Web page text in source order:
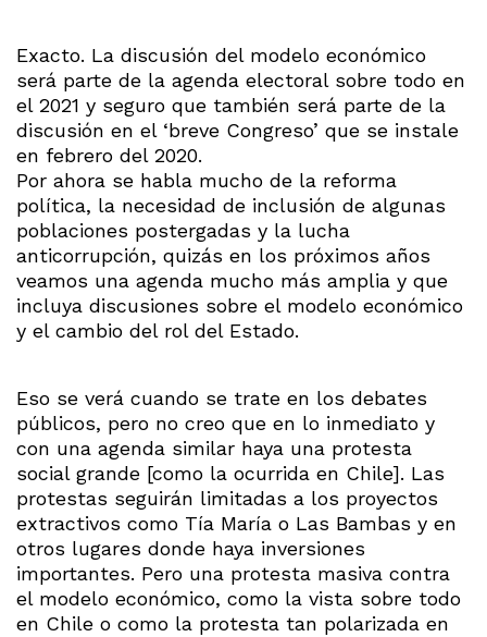
Exacto. La discusión del modelo económico
será parte de la agenda electoral sobre todo en
el 2021 y seguro que también será parte de la
discusión en el ‘breve Congreso’ que se instale
en febrero del 2020.
Por ahora se habla mucho de la reforma
política, la necesidad de inclusión de algunas
poblaciones postergadas y la lucha
anticorrupción, quizás en los próximos años
veamos una agenda mucho más amplia y que
incluya discusiones sobre el modelo económico
y el cambio del rol del Estado.
Eso se verá cuando se trate en los debates
públicos, pero no creo que en lo inmediato y
con una agenda similar haya una protesta
social grande [como la ocurrida en Chile]. Las
protestas seguirán limitadas a los proyectos
extractivos como Tía María o Las Bambas y en
otros lugares donde haya inversiones
importantes. Pero una protesta masiva contra
el modelo económico, como la vista sobre todo
en Chile o como la protesta tan polarizada en